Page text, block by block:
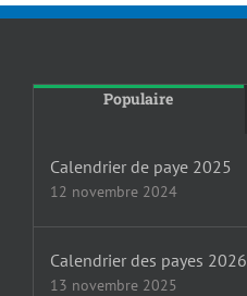
Populaire
Calendrier de paye 2025
12 novembre 2024
Calendrier des payes 2026
13 novembre 2025